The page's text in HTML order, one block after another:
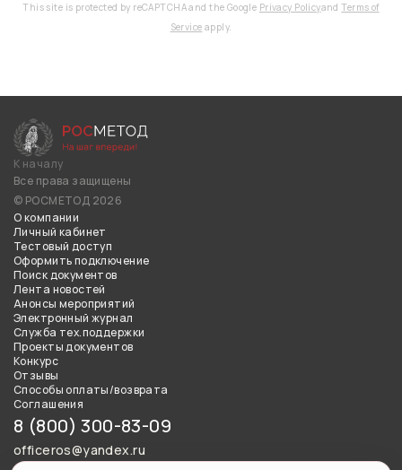
This site is protected by reCAPTCHA and the Google Privacy PolicyandTerms of
Service apply.
К началу
Все права защищены
© РОСМЕТОД 2026
О компании
Личный кабинет
Тестовый доступ
Оформить подключение
Поиск документов
Лента новостей
Анонсы мероприятий
Электронный журнал
Служба тех.поддержки
Проекты документов
Конкурс
Отзывы
Способы оплаты/возврата
Соглашения
8 (800) 300-83-09
officeros@yandex.ru